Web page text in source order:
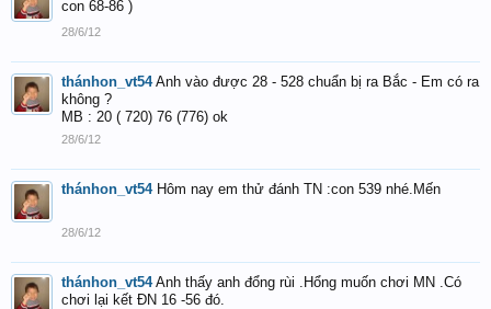
con 68-86 )
28/6/12
thánhon_vt54 Anh vào được 28 - 528 chuẩn bị ra Bắc - Em có ra
không ?
MB : 20 ( 720) 76 (776) ok
28/6/12
thánhon_vt54 Hôm nay em thử đánh TN :con 539 nhé.Mến
28/6/12
thánhon_vt54 Anh thấy anh đổng rùi .Hổng muốn chơi MN .Có
chơi lại kết ĐN 16 -56 đó.